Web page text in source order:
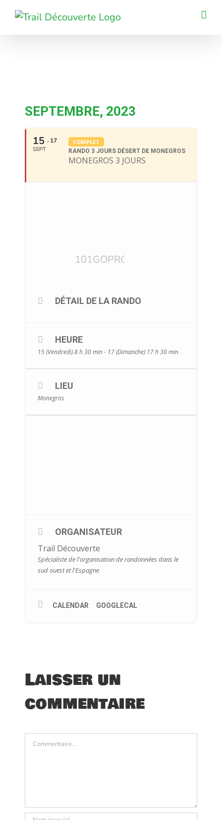
Passer
SEPTEMBRE, 2023
15
SEPT
17 COMPLET
RANDO 3 JOURS DÉSERT DE MONEGROS
MONEGROS 3 JOURS
DÉTAIL DE LA RANDO
HEURE
15 (Vendredi) 8 h 30 min - 17 (Dimanche) 17 h 30 min
LIEU
Monegros
ORGANISATEUR
Trail Découverte
Spécialiste de l'organisation de randonnées dans le
sud ouest et l'Espagne
CALENDAR GOOGLECAL
Laisser un
commentaire
Commentaire